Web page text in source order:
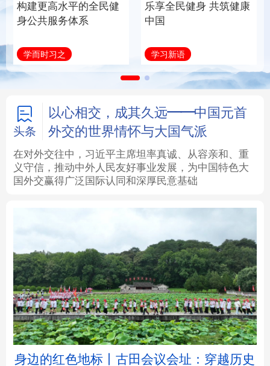
访谈 视频 图片 政务
信息化 数字经济
学术中国 乡村振兴 银龄 溯源中国
城市 旅游 能源
彩票 娱乐 时尚 悦读
地方频道
北京 天津 河北 山西
辽宁 吉林 上海 江苏
全民健
乐享全民健身 共筑健康
中国
学习新语
厚植营商沃土推
头条
以心相交，成其久远——中国元首
外交的世界情怀与大国气派
在对外交往中，习近平主席坦率真诚、从容亲和、重
义守信，推动中外人民友好事业发展，为中国特色大
国外交赢得广泛国际认同和深厚民意基础
地标丨古田会议会址：穿越历史
严